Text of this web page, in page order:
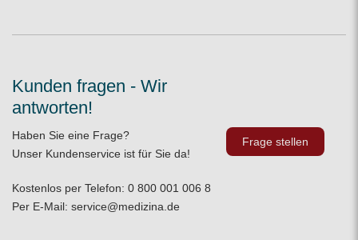
Kunden fragen - Wir
antworten!
Haben Sie eine Frage?
Unser Kundenservice ist für Sie da!
Kostenlos per Telefon: 0 800 001 006 8
Per E-Mail: service@medizina.de
Frage stellen